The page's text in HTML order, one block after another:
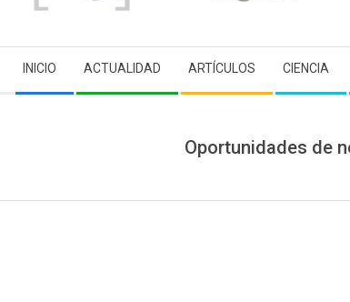
ACTUALIDAD
DIGITAL
Navigation
Menu
INICIO ACTUALIDAD ARTÍCULOS CIENCIA
Oportunidades de